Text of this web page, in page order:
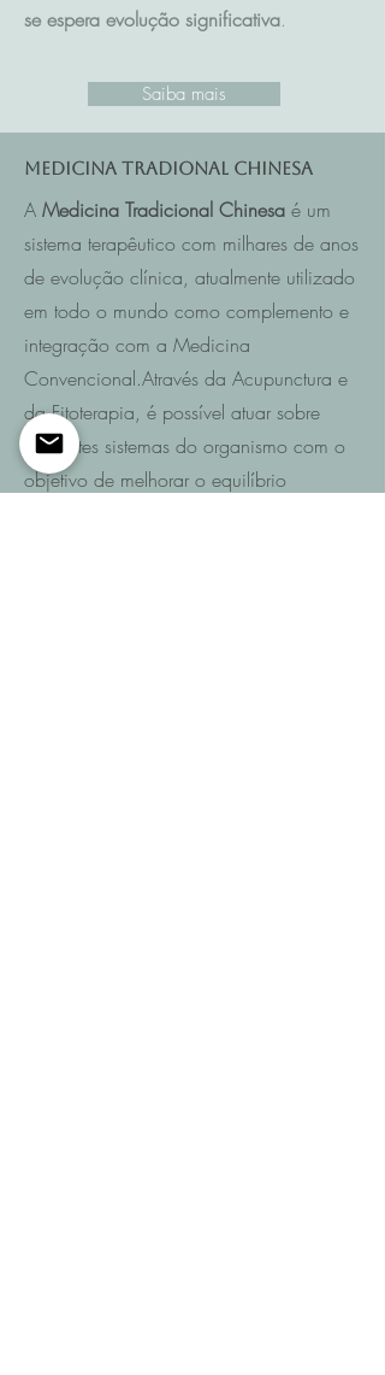
se espera evolução significativa.
Saiba mais
Medicina Tradional Chinesa
A Medicina Tradicional Chinesa é um
sistema terapêutico com milhares de anos
de evolução clínica, atualmente utilizado
em todo o mundo como complemento e
integração com a Medicina
Convencional.Através da Acupunctura e
da Fitoterapia, é possível atuar sobre
diferentes sistemas do organismo com o
objetivo de melhorar o equilíbrio